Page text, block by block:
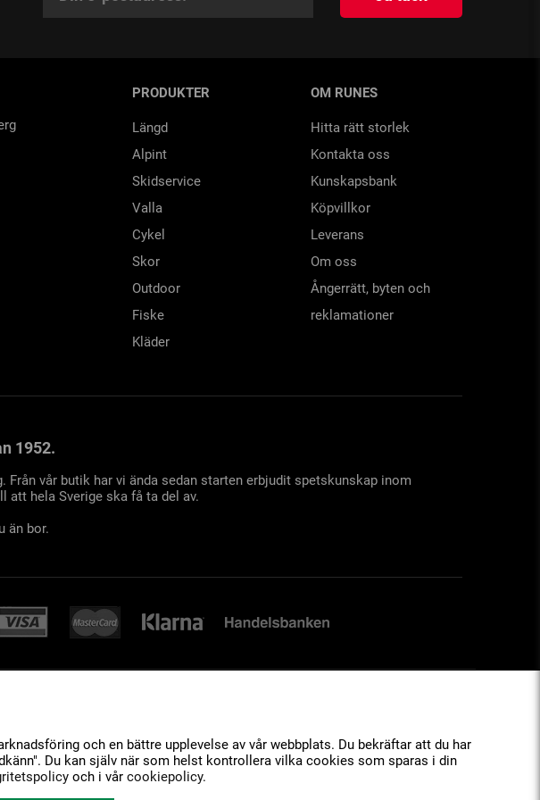
PRODUKTER
Längd
Alpint
Skidservice
Valla
Cykel
Skor
Outdoor
Fiske
Kläder
OM RUNES
Hitta rätt storlek
Kontakta oss
Kunskapsbank
Köpvillkor
Leverans
Om oss
Ångerrätt, byten och
reklamationer
1952.
vår butik har vi ända sedan starten erbjudit spetskunskap inom
att hela Sverige ska få ta del av.
än bor.
och en bättre upplevelse av vår webbplats. Du bekräftar att du har
Du kan själv när som helst kontrollera vilka cookies som sparas i din
och i vår cookiepolicy.